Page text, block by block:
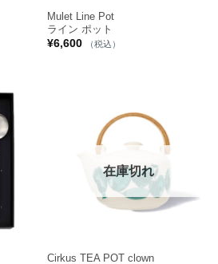
Mulet Line Pot
ライン ポット
¥6,600 （税込）
在庫切れ
Cirkus TEA POT clown